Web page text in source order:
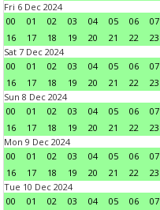
Fri 6 Dec 2024
00
01 02 03 04 05 06 07
16
17 18 19 20 21 22
23
Sat 7 Dec 2024
00
01 02 03 04 05 06 07
16
17 18 19 20 21 22
23
Sun 8 Dec 2024
00
01 02 03 04 05 06 07
16
17 18 19 20 21 22
23
Mon 9 Dec 2024
00
01 02 03 04 05 06 07
16
17 18 19 20 21 22
23
Tue 10 Dec 2024
00
01 02 03 04 05 06 07